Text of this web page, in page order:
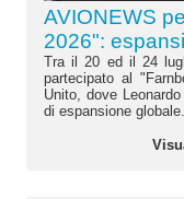
AVIONEWS
2026":
Tra il 20 ed il 24
partecipato al
Unito, dove
di espansione